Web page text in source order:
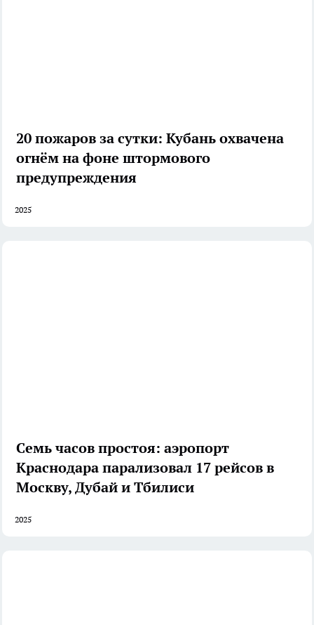
20 пожаров за сутки: Кубань охвачена
огнём на фоне штормового
предупреждения
2025
Семь часов простоя: аэропорт
Краснодара парализовал 17 рейсов в
Москву, Дубай и Тбилиси
2025